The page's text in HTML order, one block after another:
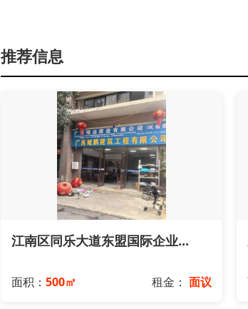
推荐信息
江南区同乐大道东盟国际企业...
面积： 500㎡ 租金： 面议